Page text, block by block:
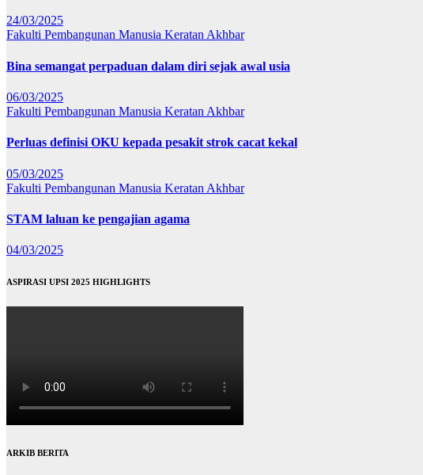
24/03/2025
Fakulti Pembangunan Manusia Keratan Akhbar
Bina semangat perpaduan dalam diri sejak awal usia
06/03/2025
Fakulti Pembangunan Manusia Keratan Akhbar
Perluas definisi OKU kepada pesakit strok cacat kekal
05/03/2025
Fakulti Pembangunan Manusia Keratan Akhbar
STAM laluan ke pengajian agama
04/03/2025
ASPIRASI UPSI 2025 HIGHLIGHTS
ARKIB BERITA